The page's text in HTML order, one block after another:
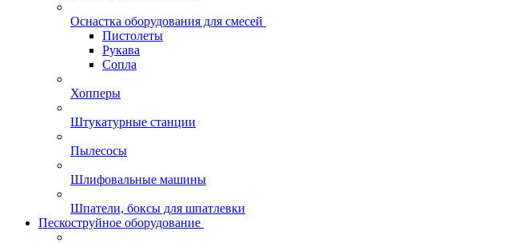
Оснастка оборудования для смесей
Пистолеты
Рукава
Сопла
Хопперы
Штукатурные станции
Пылесосы
Шлифовальные машины
Шпатели, боксы для шпатлевки
Пескоструйное оборудование